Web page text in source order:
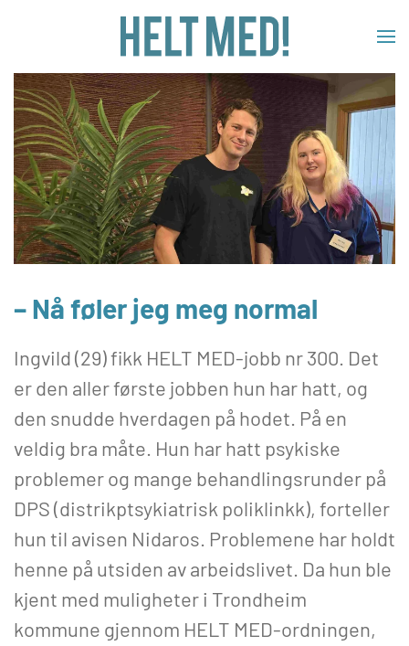
Skip to main content
– Nå føler jeg meg normal
Ingvild (29) fikk HELT MED-jobb nr 300. Det
er den aller første jobben hun har hatt, og
den snudde hverdagen på hodet. På en
veldig bra måte. Hun har hatt psykiske
problemer og mange behandlingsrunder på
DPS (distrikptsykiatrisk poliklinkk), forteller
hun til avisen Nidaros. Problemene har holdt
henne på utsiden av arbeidslivet. Da hun ble
kjent med muligheter i Trondheim
kommune gjennom HELT MED-ordningen,